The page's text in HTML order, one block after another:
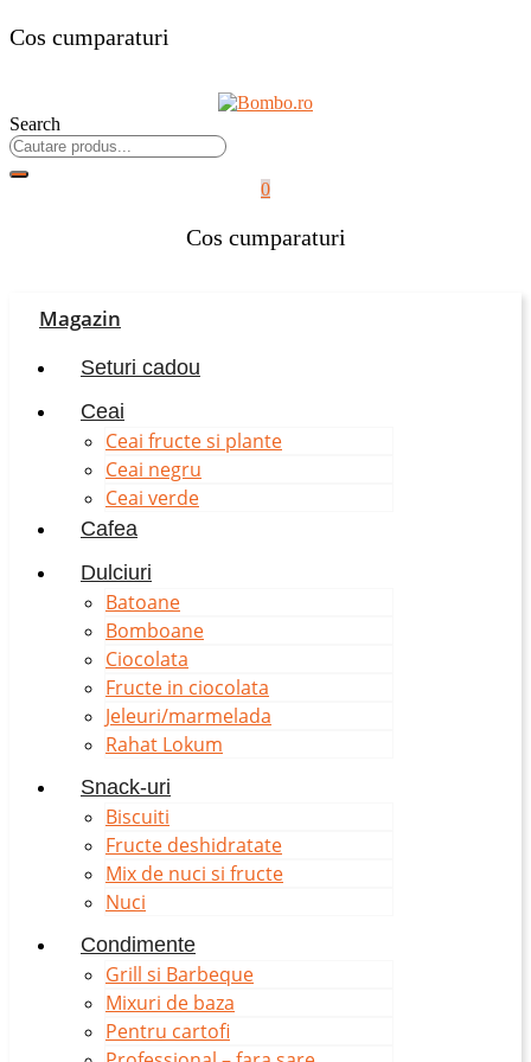
Cos cumparaturi
Search
0
Cos cumparaturi
Magazin
Seturi cadou
Ceai
Ceai fructe si plante
Ceai negru
Ceai verde
Cafea
Dulciuri
Batoane
Bomboane
Ciocolata
Fructe in ciocolata
Jeleuri/marmelada
Rahat Lokum
Snack-uri
Biscuiti
Fructe deshidratate
Mix de nuci si fructe
Nuci
Condimente
Grill si Barbeque
Mixuri de baza
Pentru cartofi